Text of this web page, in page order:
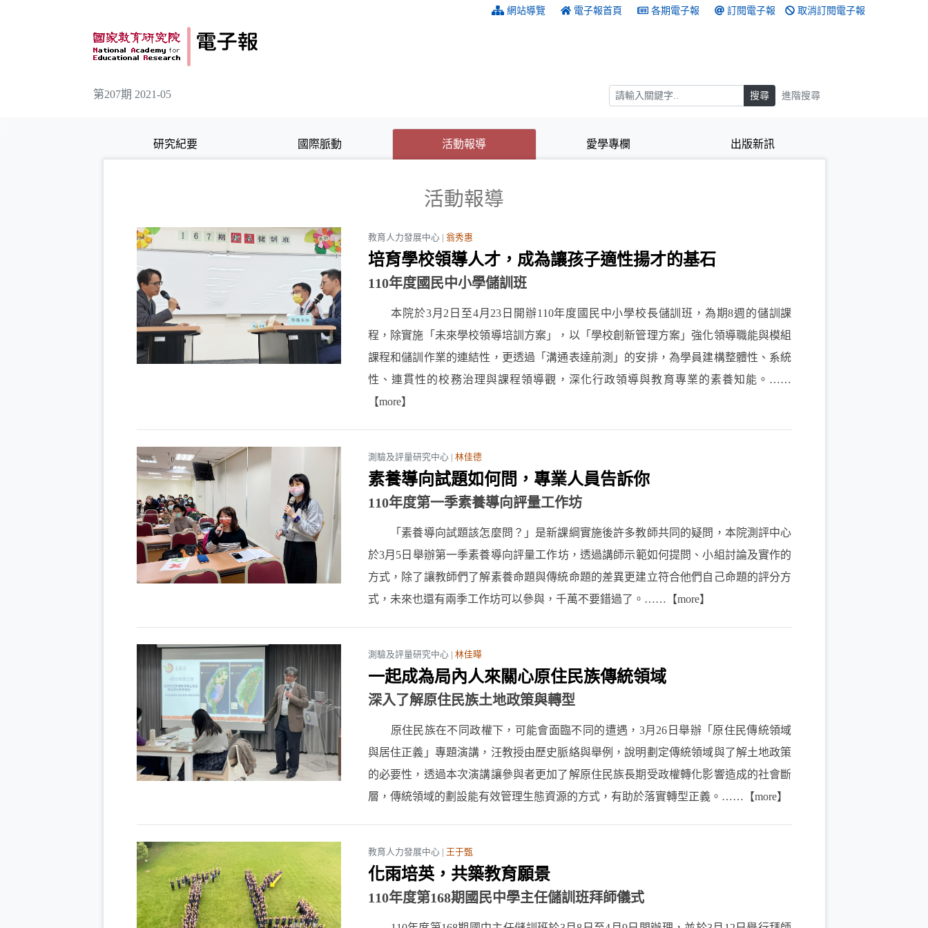
網站導覽 電子報首頁 各期電子報 訂閱電子報 取消訂閱電子報
第207期 2021-05 搜尋 搜尋 進階搜尋
研究紀要 國際脈動 活動報導(目前選取的頁籤)
(目前選取的頁籤) 愛學專欄 出版新訊
活動報導
教育人力發展中心 | 翁秀惠
培育學校領導人才，成為讓孩子適性揚才的基石
110年度國民中小學儲訓班
本院於3月2日至4月23日開辦110年度國民中小學校長儲訓班，為期8週的儲訓課
程，除實施「未來學校領導培訓方案」，以「學校創新管理方案」強化領導職能與模組
課程和儲訓作業的連結性，更透過「溝通表達前測」的安排，為學員建構整體性、系統
性、連貫性的校務治理與課程領導觀，深化行政領導與教育專業的素養知能。……
【more】
測驗及評量研究中心 | 林佳德
素養導向試題如何問，專業人員告訴你
110年度第一季素養導向評量工作坊
「素養導向試題該怎麼問？」是新課綱實施後許多教師共同的疑問，本院測評中心
於3月5日舉辦第一季素養導向評量工作坊，透過講師示範如何提問、小組討論及實作的
方式，除了讓教師們了解素養命題與傳統命題的差異更建立符合他們自己命題的評分方
式，未來也還有兩季工作坊可以參與，千萬不要錯過了。……【more】
測驗及評量研究中心 | 林佳曄
一起成為局內人來關心原住民族傳統領域
深入了解原住民族土地政策與轉型
原住民族在不同政權下，可能會面臨不同的遭遇，3月26日舉辦「原住民傳統領域
與居住正義」專題演講，汪教授由歷史脈絡與舉例，說明劃定傳統領域與了解土地政策
的必要性，透過本次演講讓參與者更加了解原住民族長期受政權轉化影響造成的社會斷
層，傳統領域的劃設能有效管理生態資源的方式，有助於落實轉型正義。……【more】
教育人力發展中心 | 王于甄
化雨培英，共築教育願景
110年度第168期國民中學主任儲訓班拜師儀式